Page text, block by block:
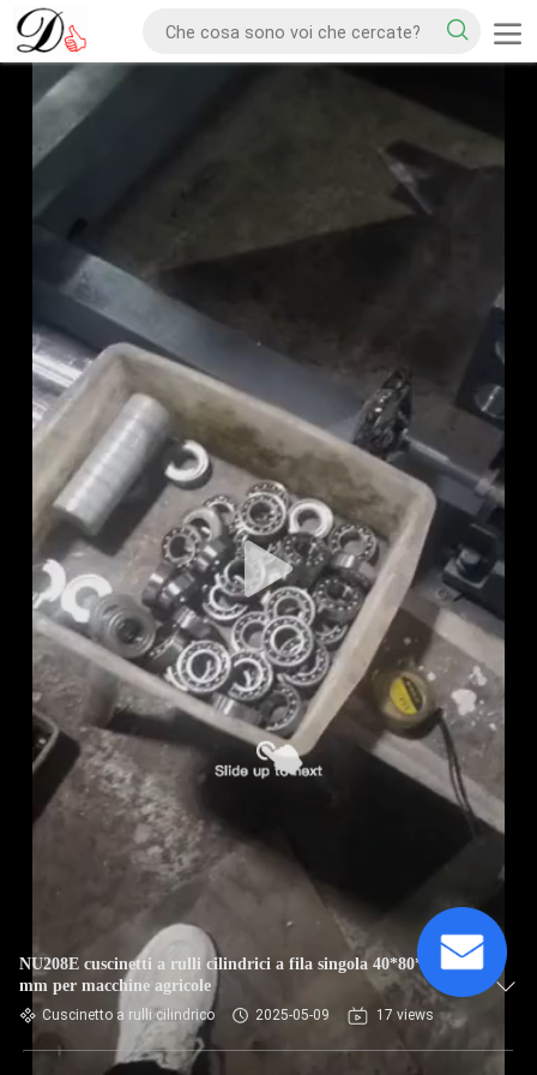
NU208E cuscinetti a rulli cilindrici a fila singola 40*80*18
mm per macchine agricole
Cuscinetto a rulli cilindrico 2025-05-09 17 views